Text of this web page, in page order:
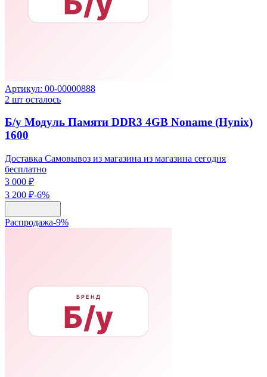
Артикул: 00-00000888
2 шт осталось
Б/у Модуль Памяти DDR3 4GB Noname (Hynix)
1600
Доставка Самовывоз из магазина из магазина сегодня
бесплатно
3 000 ₽
3 200 ₽-6%
Распродажа-9%